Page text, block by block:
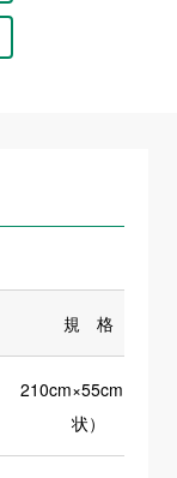
規 格
210cm×55cm（筒
状）